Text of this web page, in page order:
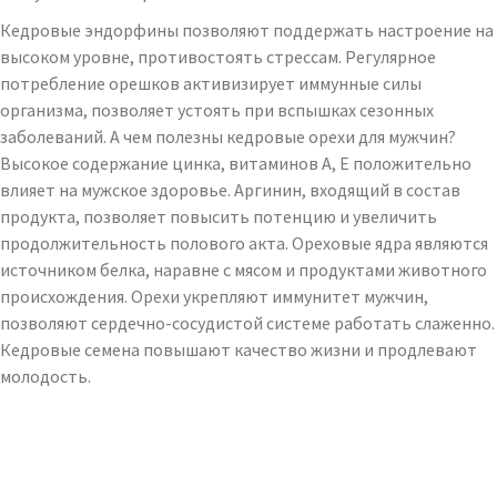
Кедровые эндорфины позволяют поддержать настроение на
высоком уровне, противостоять стрессам. Регулярное
потребление орешков активизирует иммунные силы
организма, позволяет устоять при вспышках сезонных
заболеваний. А чем полезны кедровые орехи для мужчин?
Высокое содержание цинка, витаминов А, Е положительно
влияет на мужское здоровье. Аргинин, входящий в состав
продукта, позволяет повысить потенцию и увеличить
продолжительность полового акта. Ореховые ядра являются
источником белка, наравне с мясом и продуктами животного
происхождения. Орехи укрепляют иммунитет мужчин,
позволяют сердечно-сосудистой системе работать слаженно.
Кедровые семена повышают качество жизни и продлевают
молодость.